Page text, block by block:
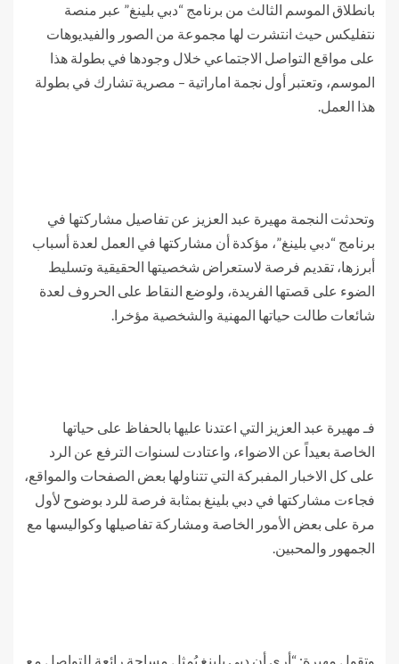
بانطلاق الموسم الثالث من برنامج “دبي بلينغ” عبر منصة
نتفليكس حيث انتشرت لها مجموعة من الصور والفيديوهات
على مواقع التواصل الاجتماعي خلال وجودها في بطولة هذا
الموسم، وتعتبر أول نجمة اماراتية – مصرية تشارك في بطولة
هذا العمل.
وتحدثت النجمة مهيرة عبد العزيز عن تفاصيل مشاركتها في
برنامج “دبي بلينغ”، مؤكدة أن مشاركتها في العمل لعدة أسباب
أبرزها، تقديم فرصة لاستعراض شخصيتها الحقيقية وتسليط
الضوء على قصتها الفريدة، ولوضع النقاط على الحروف لعدة
شائعات طالت حياتها المهنية والشخصية مؤخرا.
فـ مهيرة عبد العزيز التي اعتدنا عليها بالحفاظ على حياتها
الخاصة بعيداً عن الاضواء، واعتادت لسنوات الترفع عن الرد
على كل الاخبار المفبركة التي تتناولها بعض الصفحات والمواقع،
فجاءت مشاركتها في دبي بلينغ بمثابة فرصة للرد بوضوح لأول
مرة على بعض الأمور الخاصة ومشاركة تفاصيلها وكواليسها مع
الجمهور والمحبين.
وتقول مهيرة: “أرى أن دبي بلينغ يُمثل مساحة رائعة للتواصل مع